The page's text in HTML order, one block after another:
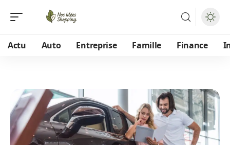
Actu Auto Entreprise Famille Finance